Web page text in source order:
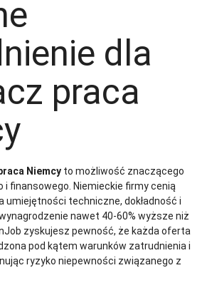
dla
praca
Niemcy to możliwość znaczącego
i finansowego. Niemieckie firmy cenią
umiejętności techniczne, dokładność i
nawet 40-60% wyższe niż
zyskujesz pewność, że każda oferta
pod kątem warunków zatrudnienia i
ryzyko niepewności związanego z